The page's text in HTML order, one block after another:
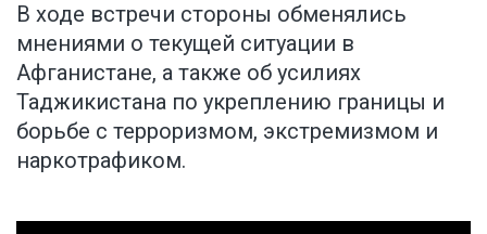
В ходе встречи стороны обменялись
мнениями о текущей ситуации в
Афганистане, а также об усилиях
Таджикистана по укреплению границы и
борьбе с терроризмом, экстремизмом и
наркотрафиком.